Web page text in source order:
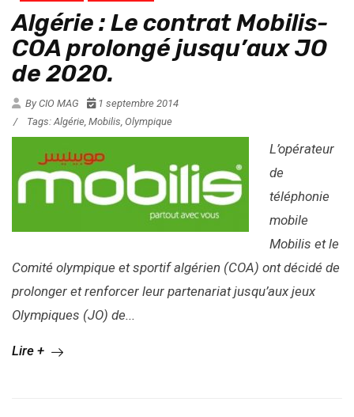
Algérie : Le contrat Mobilis-
COA prolongé jusqu’aux JO
de 2020.
By CIO MAG
1 septembre 2014
/
Tags: Algérie Mobilis Olympique
L’opérateur
de
téléphonie
mobile
Mobilis et le
Comité olympique et sportif algérien (COA) ont décidé de
prolonger et renforcer leur partenariat jusqu’aux jeux
Olympiques (JO) de...
Lire +